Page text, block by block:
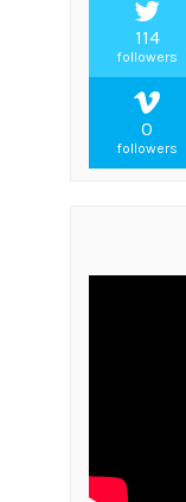
114
followers
0
followers